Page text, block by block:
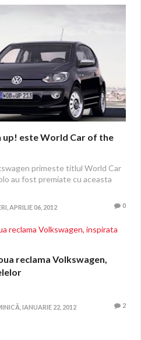
up! este World Car of the
primeste titlul World Car
au fost premiate cu aceasta
APRILIE 06, 2012 0
reclama Volkswagen,
IANUARIE 22, 2012 2